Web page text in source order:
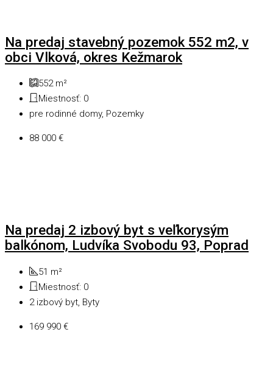
Na predaj stavebný pozemok 552 m2, v
obci Vlková, okres Kežmarok
552m²
Miestnosť: 0
pre rodinné domy, Pozemky
88 000 €
Na predaj 2 izbový byt s veľkorysým
balkónom, Ludvíka Svobodu 93, Poprad
51 m²
Miestnosť: 0
2 izbový byt, Byty
169 990 €